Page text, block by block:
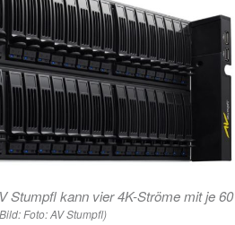
Stumpfl kann vier 4K-Ströme mit je 60
Foto: AV Stumpfl)